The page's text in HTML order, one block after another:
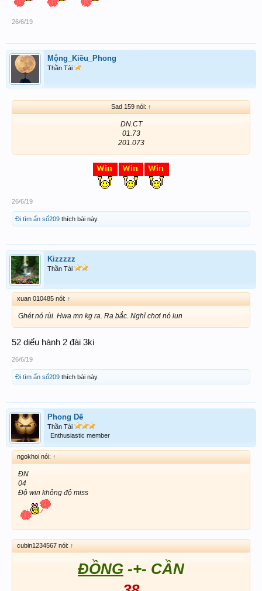
26/6/19
Mộng_Kiều_Phong
Thần Tài
Sad 159 nói: ↑
DN.CT
01.73
201.073
26/6/19
Đi tìm ẩn số209 thích bài này.
Kizzzzz
Thần Tài
xuan 010485 nói: ↑
Ghét nó rùi. Hwa mn kg ra. Ra bắc. Nghỉ chơi nó lun
52 diểu hành 2 đài 3ki
26/6/19
Đi tìm ẩn số209 thích bài này.
Phong Dế
Thần Tài
Enthusiastic member
ngokhoi nói: ↑
ĐN
04
Độ win không độ miss
cubin1234567 nói: ↑
ĐỒNG -+- CẦN